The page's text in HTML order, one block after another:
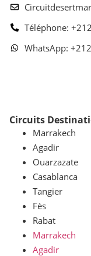
Téléphone:
WhatsApp:
Circuits
Marrakech
Agadir
Ouarzazate
Casablanca
Tangier
Fès
Rabat
Marrakech
Agadir